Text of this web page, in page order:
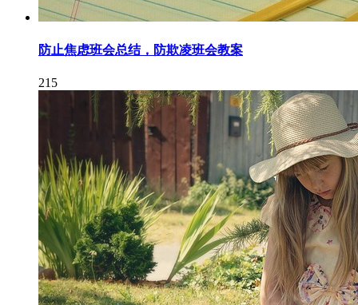
防止焦虑班会总结，防欺凌班会教案
215